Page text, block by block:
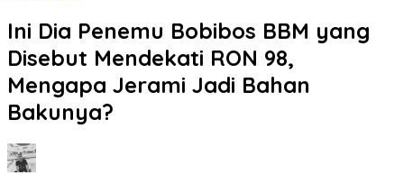
Ini Dia Penemu Bobibos BBM yang
Disebut Mendekati RON 98,
Mengapa Jerami Jadi Bahan
Bakunya?